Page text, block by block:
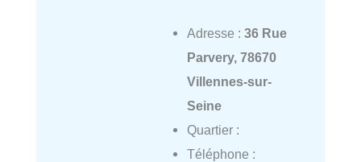
Adresse : 36 Rue
Parvery, 78670
Villennes-sur-
Seine
Quartier :
Téléphone :